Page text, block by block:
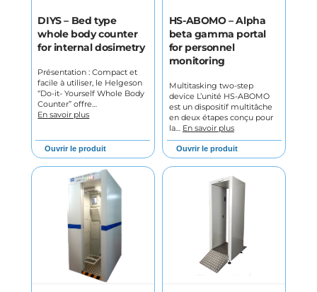
DIYS – Bed type
whole body counter
for internal dosimetry
Présentation : Compact et
facile à utiliser, le Helgeson
“Do-it- Yourself Whole Body
Counter” offre…
En savoir plus
Ouvrir le produit
HS-ABOMO – Alpha
beta gamma portal
for personnel
monitoring
Multitasking two-step
device L’unité HS-ABOMO
est un dispositif multitâche
en deux étapes conçu pour
la… En savoir plus
Ouvrir le produit